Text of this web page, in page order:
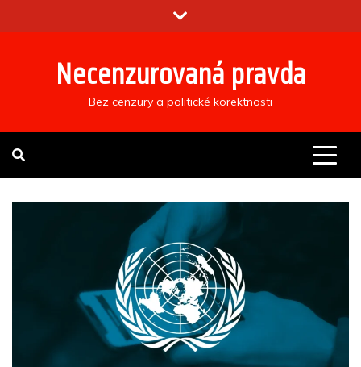
to
Necenzurovaná pravda
Bez cenzury a politické korektnosti